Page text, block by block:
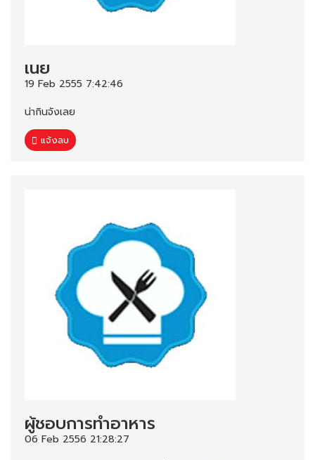
เนย
19 Feb 2555 7:42:46
น่ากินจังเลย
แจ้งลบ
ผู้ชอบการทำอาหาร
06 Feb 2556 21:28:27